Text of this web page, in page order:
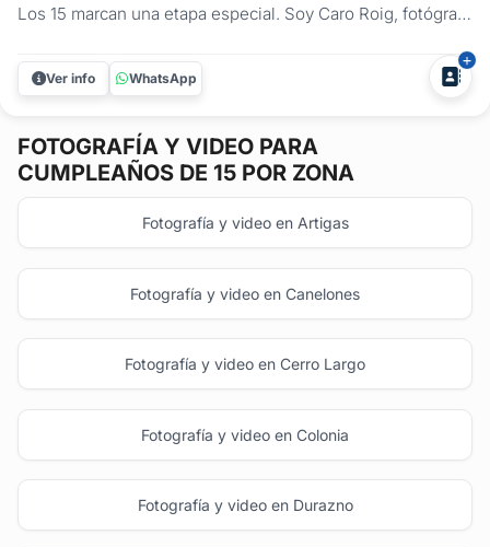
Los 15 marcan una etapa especial. Soy Caro Roig, fotógrafa
esta celebración: la emoción de los preparativos, el brillo
en la pista, las risas con amigas, los abrazos de familia y...
Ver info WhatsApp
FOTOGRAFÍA Y VIDEO PARA
CUMPLEAÑOS DE 15 POR ZONA
Fotografía y video en Artigas
Fotografía y video en Canelones
Fotografía y video en Cerro Largo
Fotografía y video en Colonia
Fotografía y video en Durazno